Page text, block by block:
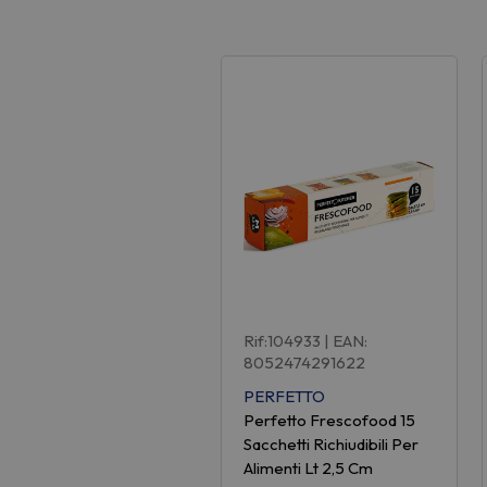
Rif:104933 | EAN:
8052474291622
PERFETTO
Perfetto Frescofood 15
Sacchetti Richiudibili Per
Alimenti Lt 2,5 Cm